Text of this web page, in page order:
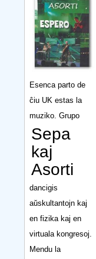
Esenca parto de
ĉiu UK estas la
muziko. Grupo
Sepa
kaj
Asorti
dancigis
aŭskultantojn kaj
en fizika kaj en
virtuala kongresoj.
Mendu la